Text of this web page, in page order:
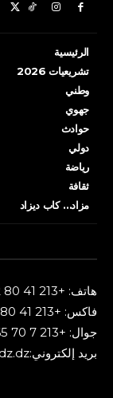
الرئيسية
تشريعيات 2026
وطني
جهوي
حوادث
دولي
رياضة
ثقافة
مزاد… كاب ديزاد
هاتف: +213 41 80 32 62
فاكس: +213 41 80 32 63
جوال: +213 7 70 65 93 89
بريد إلكتروني:contact@capdz.dz